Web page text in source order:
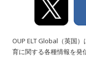
OUP ELT Global（英国
育に関する各種情報を発